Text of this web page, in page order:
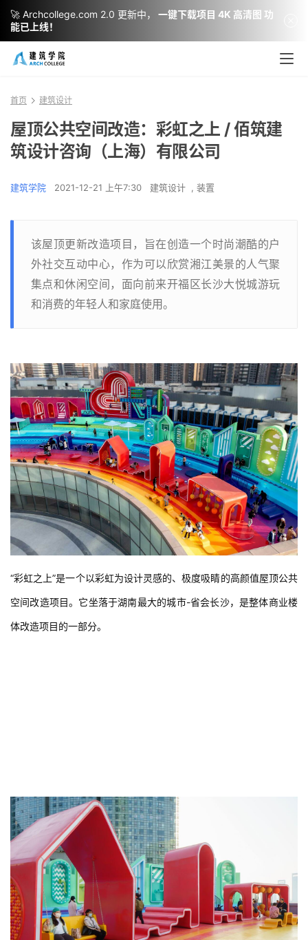
首页 建筑设计
屋顶公共空间改造：彩虹之上 / 佰筑建
筑设计咨询（上海）有限公司
建筑学院 2021-12-21 上午7:30 建筑设计 , 装置
该屋顶更新改造项目，旨在创造一个时尚潮酷的户
外社交互动中心，作为可以欣赏湘江美景的人气聚
集点和休闲空间，面向前来开福区长沙大悦城游玩
和消费的年轻人和家庭使用。
“彩虹之上”是一个以彩虹为设计灵感的、极度吸睛的高颜值屋顶公共
空间改造项目。它坐落于湖南最大的城市-省会长沙，是整体商业楼
体改造项目的一部分。
🚀 Archcollege.com 2.0 更新中，
一键下载项目 4K 高清图 功
能已上线！